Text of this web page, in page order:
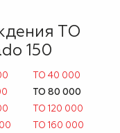
ТО
150
ТО 40 000
ТО 80 000
ТО 120 000
ТО 160 000